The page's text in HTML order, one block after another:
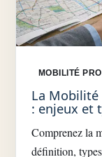
MOBILITÉ PRO
La
: enjeux et
Comprenez la
définition,